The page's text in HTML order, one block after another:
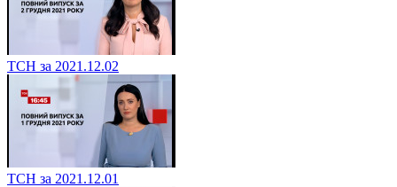
ТСН за 2021.12.02
ТСН за 2021.12.01